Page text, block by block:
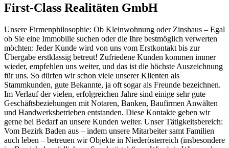
First-Class Realitäten GmbH
Unsere Firmenphilosophie: Ob Kleinwohnung oder Zinshaus – Egal
ob Sie eine Immobilie suchen oder die Ihre bestmöglich verwerten
möchten: Jeder Kunde wird von uns vom Erstkontakt bis zur
Übergabe erstklassig betreut! Zufriedene Kunden kommen immer
wieder, empfehlen uns weiter, und das ist die höchste Auszeichnung
für uns. So dürfen wir schon viele unserer Klienten als
Stammkunden, gute Bekannte, ja oft sogar als Freunde bezeichnen.
Im Verlauf der vielen, erfolgreichen Jahre sind einige sehr gute
Geschäftsbeziehungen mit Notaren, Banken, Baufirmen Anwälten
und Handwerksbetrieben entstanden. Diese Kontakte geben wir
gerne bei Bedarf an unsere Kunden weiter. Unser Tätigkeitsbereich:
Vom Bezirk Baden aus – indem unsere Mitarbeiter samt Familien
auch leben – betreuen wir Objekte in Niederösterreich (insbesondere